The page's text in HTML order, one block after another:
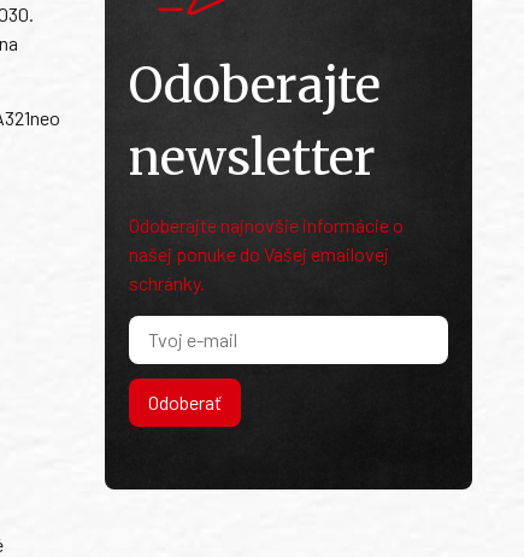
Odoberajte
newsletter
Odoberajte najnovšie informácie o
našej ponuke do Vašej emailovej
schránky.
Odoberať